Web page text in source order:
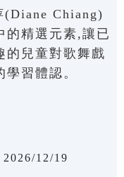
(Diane Chiang)
的精選元素,讓已
的兒童對歌舞戲
習體認。
12/19